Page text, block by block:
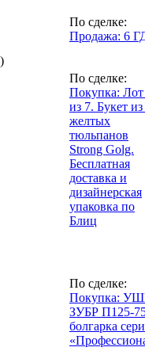
По сделке:
Продажа: 6
По сделке:
Покупка: Лот
из 7. Букет
желтых
тюльпанов
Strong Golg.
Бесплатная
доставка и
дизайнерская
упаковка по
Блиц
По сделке:
Покупка:
ЗУБР П125-
болгарка